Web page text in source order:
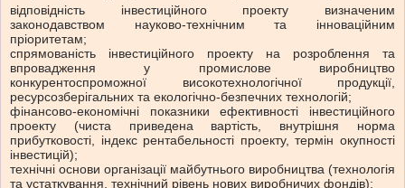
відповідність інвестиційного проекту визначеним
законодавством науково-технічним та інноваційним
пріоритетам;
спрямованість інвестиційного проекту на розроблення та
впровадження у промислове виробництво
конкурентоспроможної високотехнологічної продукції,
ресурсозберігальних та екологічно-безпечних технологій;
фінансово-економічні показники ефективності інвестиційного
проекту (чиста приведена вартість, внутрішня норма
прибутковості, індекс рентабельності проекту, термін окупності
інвестицій);
технічні основи організації майбутнього виробництва (технологія
та устаткування, технічний рівень нових виробничих фондів);